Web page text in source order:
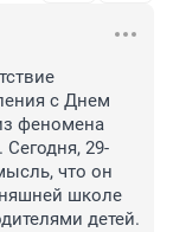
с Днем
феномена
29-
что он
школе
детей.